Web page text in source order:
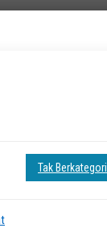
Tak Berkategori